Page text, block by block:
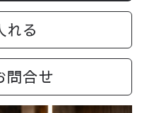
れる
問合せ